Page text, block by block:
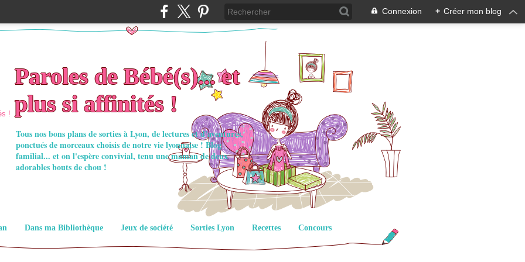
Connexion + Créer mon blog
Paroles de Bébé(s)... et
plus si affinités !
Tous nos bons plans de sorties à Lyon, de lectures et d'aventures,
ponctués de morceaux choisis de notre vie lyonnaise ! Blog
familial... et on l'espère convivial, tenu une maman de deux
adorables bouts de chou !
Dans ma Bibliothèque Jeux de société Sorties Lyon Recettes
Concours